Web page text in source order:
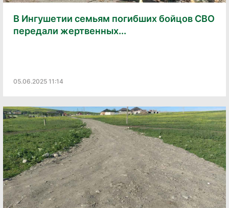
В Ингушетии семьям погибших бойцов СВО
передали жертвенных...
05.06.2025 11:14